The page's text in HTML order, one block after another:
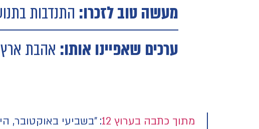
מעשה טוב לזכרו: התנדבות
ערכים שאפיינו אותו: אהבת ארץ
מתוך כתבה בערוץ 12
: "בשביעי באוקטובר,